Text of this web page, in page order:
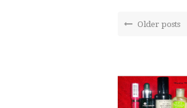
Older posts